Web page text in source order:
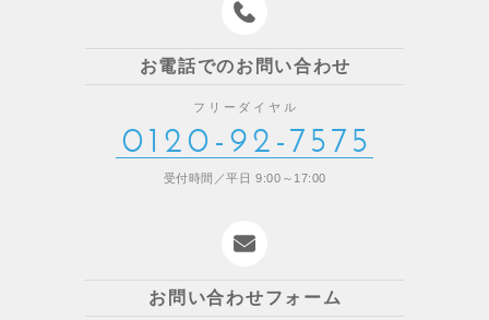
お電話でのお問い合わせ
フリーダイヤル
0120-92-7575
受付時間／平日 9:00～17:00
お問い合わせフォーム